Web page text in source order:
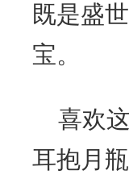
既是盛
宝。
喜欢
耳抱月